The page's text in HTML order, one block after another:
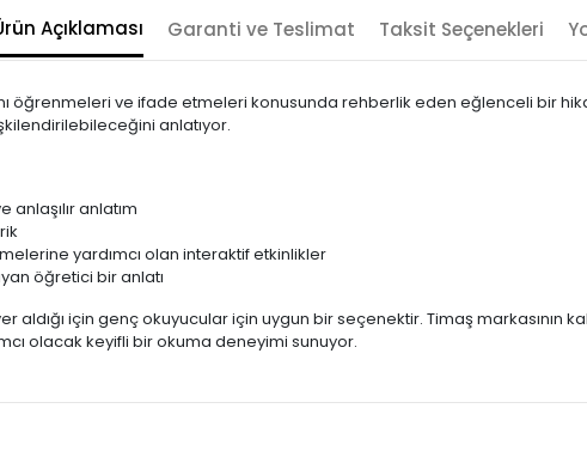
Açıklaması Garanti ve Teslimat Taksit Seçenekleri
öğrenmeleri ve ifade etmeleri konusunda rehberlik eden eğlenceli bir
anlatıyor.
anlaşılır anlatım
yardımcı olan interaktif etkinlikler
öğretici bir anlatı
aldığı için genç okuyucular için uygun bir seçenektir. Timaş markasının
olacak keyifli bir okuma deneyimi sunuyor.